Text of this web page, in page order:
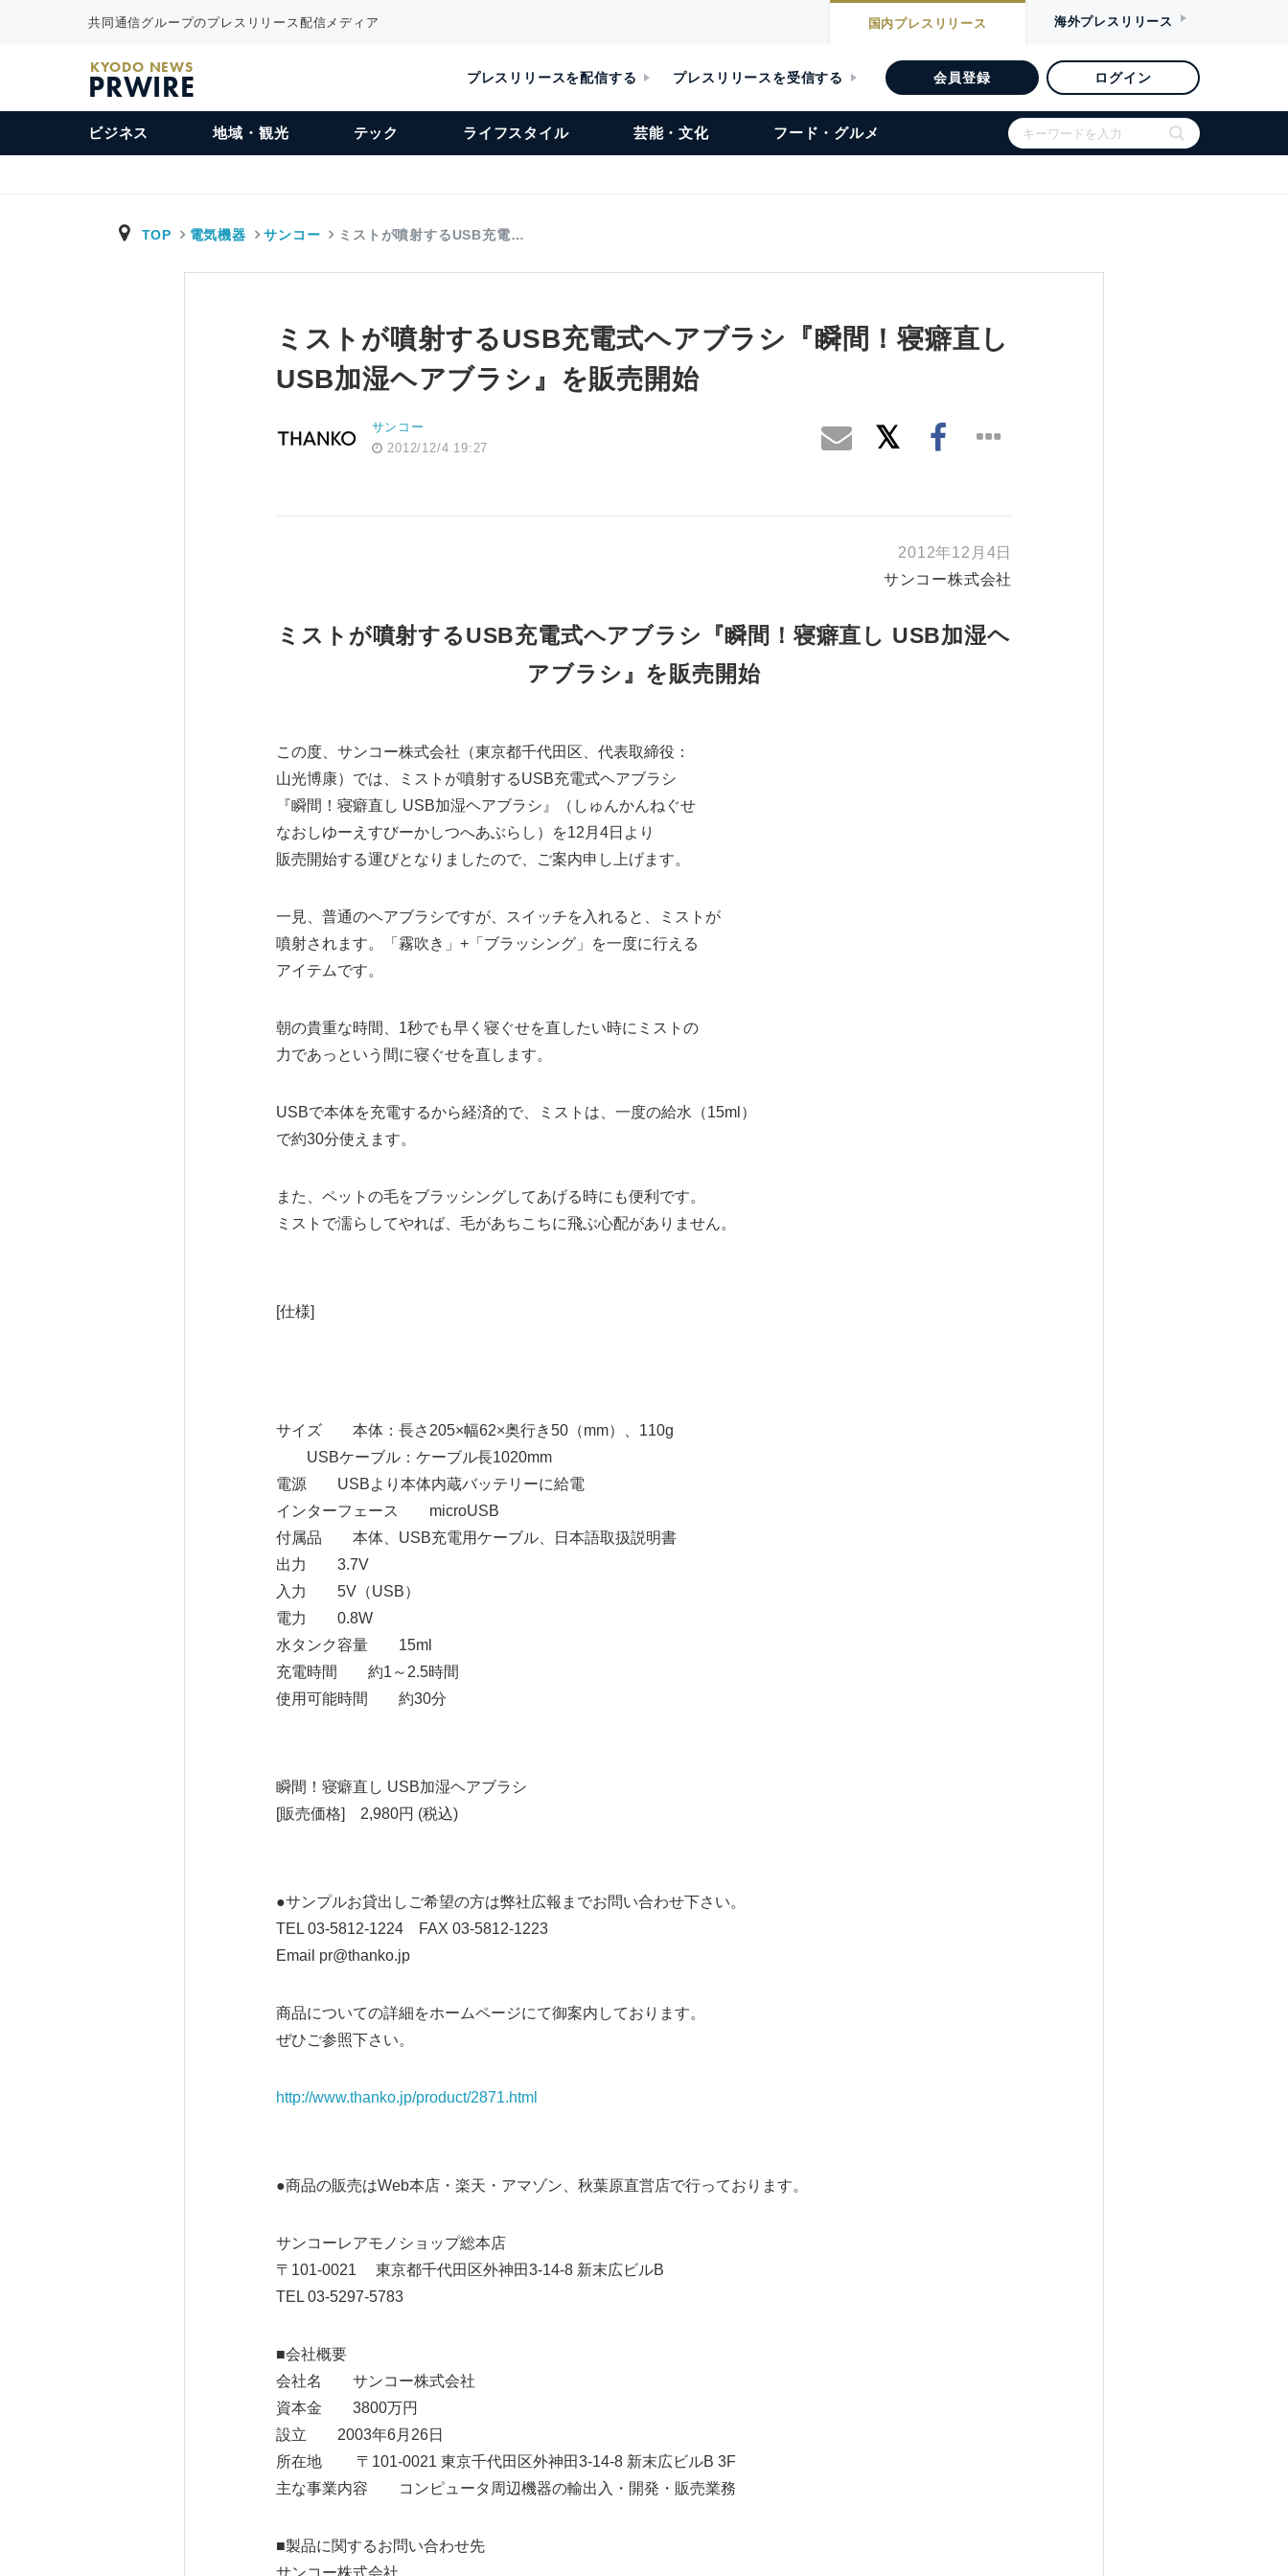
共同通信グループのプレスリリース配信メディア 国内プレスリリース 海外プレスリリース
KYODO NEWS
PRWIRE プレスリリースを配信する プレスリリースを受信する 会員登録 ログイン
ビジネス 地域・観光 テック ライフスタイル 芸能・文化 フード・グルメ
TOP 電気機器 サンコー ミストが噴射するUSB充電…
ミストが噴射するUSB充電式ヘアブラシ『瞬間！寝癖直し
USB加湿ヘアブラシ』を販売開始
サンコー
2012/12/4 19:27
2012年12月4日
サンコー株式会社
ミストが噴射するUSB充電式ヘアブラシ『瞬間！寝癖直し USB加湿ヘ
アブラシ』を販売開始
この度、サンコー株式会社（東京都千代田区、代表取締役：
山光博康）では、ミストが噴射するUSB充電式ヘアブラシ
『瞬間！寝癖直し USB加湿ヘアブラシ』（しゅんかんねぐせ
なおしゆーえすびーかしつへあぶらし）を12月4日より
販売開始する運びとなりましたので、ご案内申し上げます。
一見、普通のヘアブラシですが、スイッチを入れると、ミストが
噴射されます。「霧吹き」+「ブラッシング」を一度に行える
アイテムです。
朝の貴重な時間、1秒でも早く寝ぐせを直したい時にミストの
力であっという間に寝ぐせを直します。
USBで本体を充電するから経済的で、ミストは、一度の給水（15ml）
で約30分使えます。
また、ペットの毛をブラッシングしてあげる時にも便利です。
ミストで濡らしてやれば、毛があちこちに飛ぶ心配がありません。
[仕様]
サイズ 本体：長さ205×幅62×奥行き50（mm）、110g
USBケーブル：ケーブル長1020mm
電源 USBより本体内蔵バッテリーに給電
インターフェース microUSB
付属品 本体、USB充電用ケーブル、日本語取扱説明書
出力 3.7V
入力 5V（USB）
電力 0.8W
水タンク容量 15ml
充電時間 約1～2.5時間
使用可能時間 約30分
瞬間！寝癖直し USB加湿ヘアブラシ
[販売価格] 2,980円 (税込)
●サンプルお貸出しご希望の方は弊社広報までお問い合わせ下さい。
TEL 03-5812-1224 FAX 03-5812-1223
Email pr@thanko.jp
商品についての詳細をホームページにて御案内しております。
ぜひご参照下さい。
http://www.thanko.jp/product/2871.html
●商品の販売はWeb本店・楽天・アマゾン、秋葉原直営店で行っております。
サンコーレアモノショップ総本店
〒101-0021 東京都千代田区外神田3-14-8 新末広ビルB
TEL 03-5297-5783
■会社概要
会社名 サンコー株式会社
資本金 3800万円
設立 2003年6月26日
所在地 〒101-0021 東京千代田区外神田3-14-8 新末広ビルB 3F
主な事業内容 コンピュータ周辺機器の輸出入・開発・販売業務
■製品に関するお問い合わせ先
サンコー株式会社
English